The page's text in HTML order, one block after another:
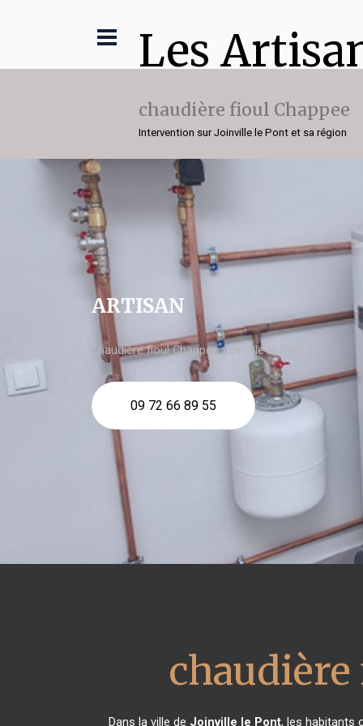
Les
chaudière fioul Chappee
Intervention sur Joinville le Pont et sa région
ARTISAN
chaudière fioul Chappee Joinville le Pont
09 72 66 89 55
Dans la ville de Joinville le Pont, les habitants